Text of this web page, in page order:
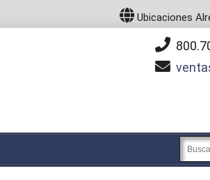
Ubicaciones